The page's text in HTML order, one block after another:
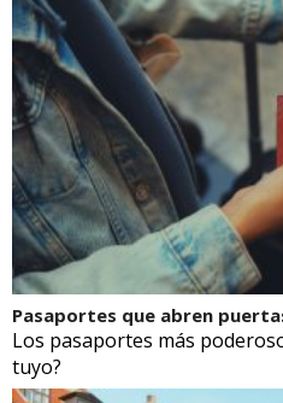
Pasaportes que abren
Los pasaportes más
tuyo?